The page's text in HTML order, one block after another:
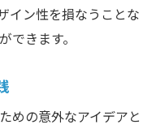
イン性を損なうことな
できます。
めの意外なアイデアと